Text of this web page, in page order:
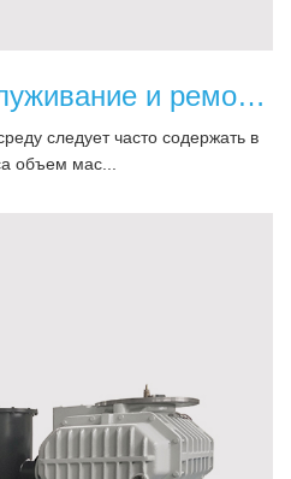
Техническое обслуживание и ремонт механических вакуумных насосов
следует часто содержать в
объем мас...